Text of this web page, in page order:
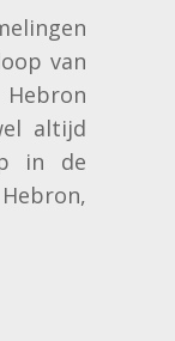
van
altijd
in de